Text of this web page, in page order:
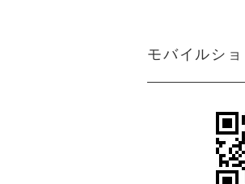
モバイルシ